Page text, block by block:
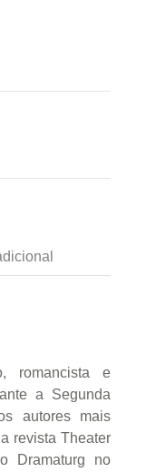
romancista e
a Segunda
autores mais
revista Theater
Dramaturg no